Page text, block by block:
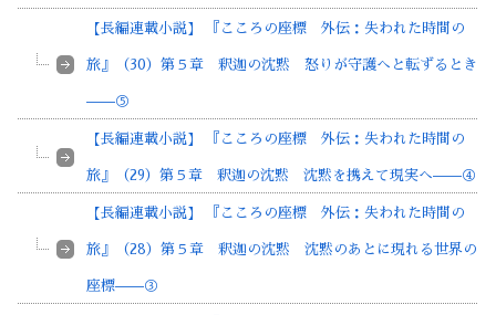
【長編連載小説】 『こころの座標 外伝：失われた時間の
旅』（30）第５章 釈迦の沈黙 怒りが守護へと転ずるとき
——⑤
【長編連載小説】 『こころの座標 外伝：失われた時間の
旅』（29）第５章 釈迦の沈黙 沈黙を携えて現実へ——④
【長編連載小説】 『こころの座標 外伝：失われた時間の
旅』（28）第５章 釈迦の沈黙 沈黙のあとに現れる世界の
座標——③